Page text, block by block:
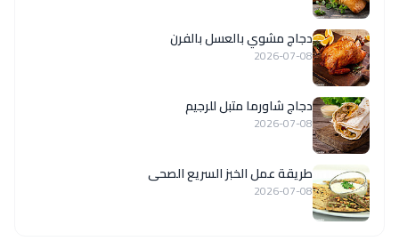
دجاج مشوي بالعسل بالفرن
2026-07-08
دجاج شاورما متبل للرجيم
2026-07-08
طريقة عمل الخبز السريع الصحى
2026-07-08